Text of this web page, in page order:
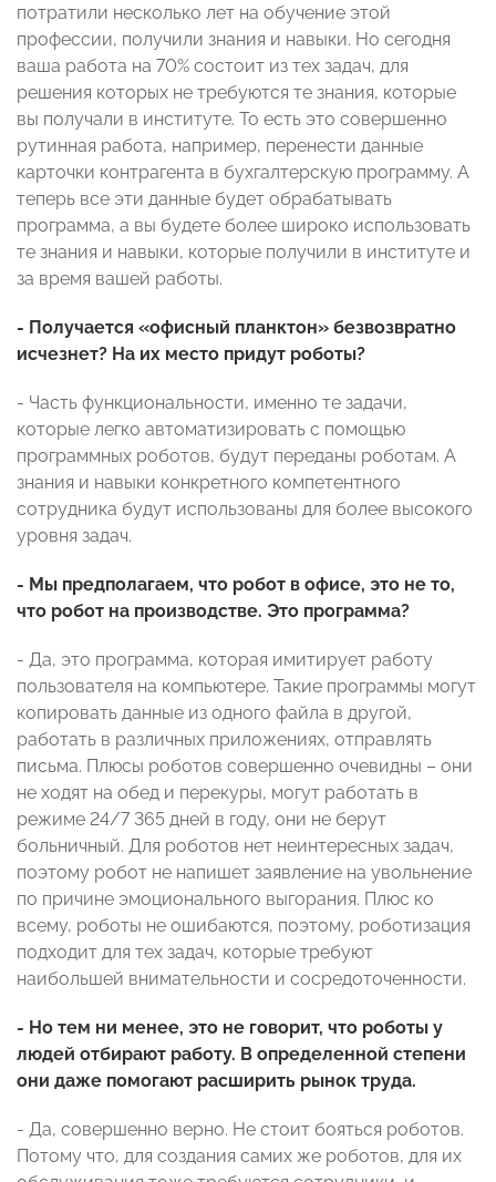
потратили несколько лет на обучение этой
профессии, получили знания и навыки. Но сегодня
ваша работа на 70% состоит из тех задач, для
решения которых не требуются те знания, которые
вы получали в институте. То есть это совершенно
рутинная работа, например, перенести данные
карточки контрагента в бухгалтерскую программу. А
теперь все эти данные будет обрабатывать
программа, а вы будете более широко использовать
те знания и навыки, которые получили в институте и
за время вашей работы.
- Получается «офисный планктон» безвозвратно
исчезнет? На их место придут роботы?
- Часть функциональности, именно те задачи,
которые легко автоматизировать с помощью
программных роботов, будут переданы роботам. А
знания и навыки конкретного компетентного
сотрудника будут использованы для более высокого
уровня задач.
- Мы предполагаем, что робот в офисе, это не то,
что робот на производстве. Это программа?
- Да, это программа, которая имитирует работу
пользователя на компьютере. Такие программы могут
копировать данные из одного файла в другой,
работать в различных приложениях, отправлять
письма. Плюсы роботов совершенно очевидны – они
не ходят на обед и перекуры, могут работать в
режиме 24/7 365 дней в году, они не берут
больничный. Для роботов нет неинтересных задач,
поэтому робот не напишет заявление на увольнение
по причине эмоционального выгорания. Плюс ко
всему, роботы не ошибаются, поэтому, роботизация
подходит для тех задач, которые требуют
наибольшей внимательности и сосредоточенности.
- Но тем ни менее, это не говорит, что роботы у
людей отбирают работу. В определенной степени
они даже помогают расширить рынок труда.
- Да, совершенно верно. Не стоит бояться роботов.
Потому что, для создания самих же роботов, для их